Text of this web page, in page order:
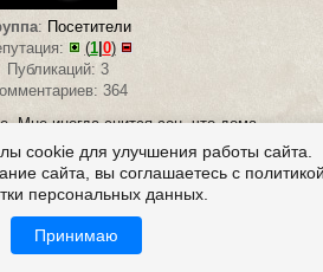
: Посетители
(1|0)
Публикаций: 3
364
Мне иногда снится сон, что дома
непонятное...дома темно ( ночь) .
но тщетно щелкаю выключателями
прежнему темно.
страх темноты?
cookie для улучшения работы сайта.
сайта, вы соглашаетесь с
персональных данных.
Принимаю